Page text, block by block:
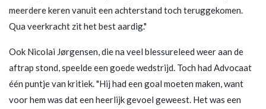
meerdere keren vanuit een achterstand toch teruggekomen.
Qua veerkracht zit het best aardig."
Ook Nicolai Jørgensen, die na veel blessureleed weer aan de
aftrap stond, speelde een goede wedstrijd. Toch had Advocaat
één puntje van kritiek. "Hij had een goal moeten maken, want
voor hem was dat een heerlijk gevoel geweest. Het was een